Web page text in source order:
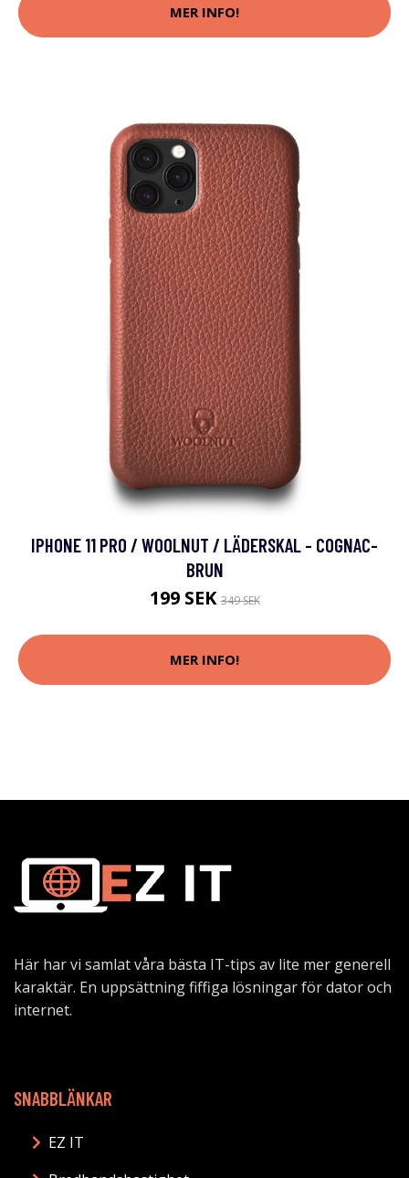
MER INFO!
IPHONE 11 PRO / WOOLNUT / LÄDERSKAL - COGNAC-
BRUN
199 SEK349 SEK
MER INFO!
Här har vi samlat våra bästa IT-tips av lite mer generell
karaktär. En uppsättning fiffiga lösningar för dator och
internet.
SNABBLÄNKAR
EZ IT